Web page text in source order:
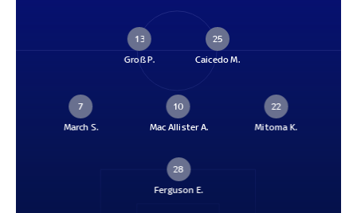
13
Groß P.
25
Caicedo M.
7
March S.
10
Mac Allister A.
22
Mitoma K.
28
Ferguson E.